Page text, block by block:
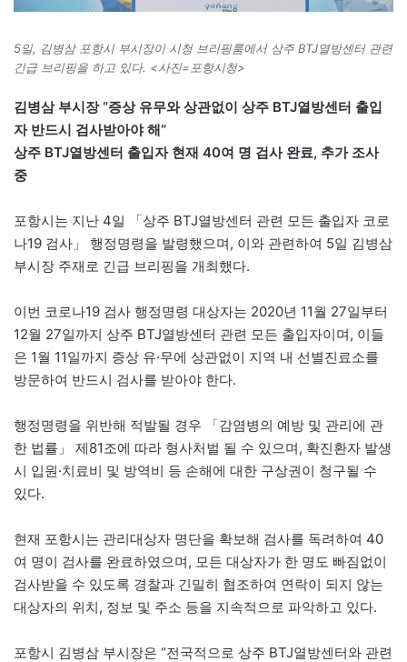
5일, 김병삼 포항시 부시장이 시청 브리핑룸에서 상주 BTJ열방센터 관련
긴급 브리핑을 하고 있다. <사진=포항시청>
김병삼 부시장 “증상 유무와 상관없이 상주 BTJ열방센터 출입
자 반드시 검사받아야 해”
상주 BTJ열방센터 출입자 현재 40여 명 검사 완료, 추가 조사
중
포항시는 지난 4일 「상주 BTJ열방센터 관련 모든 출입자 코로
나19 검사」 행정명령을 발령했으며, 이와 관련하여 5일 김병삼
부시장 주재로 긴급 브리핑을 개최했다.
이번 코로나19 검사 행정명령 대상자는 2020년 11월 27일부터
12월 27일까지 상주 BTJ열방센터 관련 모든 출입자이며, 이들
은 1월 11일까지 증상 유·무에 상관없이 지역 내 선별진료소를
방문하여 반드시 검사를 받아야 한다.
행정명령을 위반해 적발될 경우 「감염병의 예방 및 관리에 관
한 법률」 제81조에 따라 형사처벌 될 수 있으며, 확진환자 발생
시 입원·치료비 및 방역비 등 손해에 대한 구상권이 청구될 수
있다.
현재 포항시는 관리대상자 명단을 확보해 검사를 독려하여 40
여 명이 검사를 완료하였으며, 모든 대상자가 한 명도 빠짐없이
검사받을 수 있도록 경찰과 긴밀히 협조하여 연락이 되지 않는
대상자의 위치, 정보 및 주소 등을 지속적으로 파악하고 있다.
포항시 김병삼 부시장은 “전국적으로 상주 BTJ열방센터와 관련